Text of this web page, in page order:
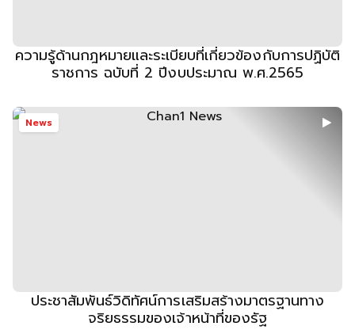
ความรู้ด้านกฎหมายและระเบียบที่เกี่ยวข้องกับการปฏิบัติ
ราชการ ฉบับที่ 2 ปีงบประมาณ พ.ศ.2565
News
ประชาสัมพันธ์วิดิทัศน์การเสริมสร้างมาตรฐานทาง
จริยธรรมของเจ้าหน้าที่ของรัฐ